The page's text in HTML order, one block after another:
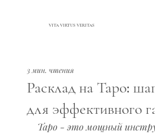
VITA VIRTUS VERITAS
Расклад на Таро:
для эффективного
3 мин. чтения
Таро - это мощный